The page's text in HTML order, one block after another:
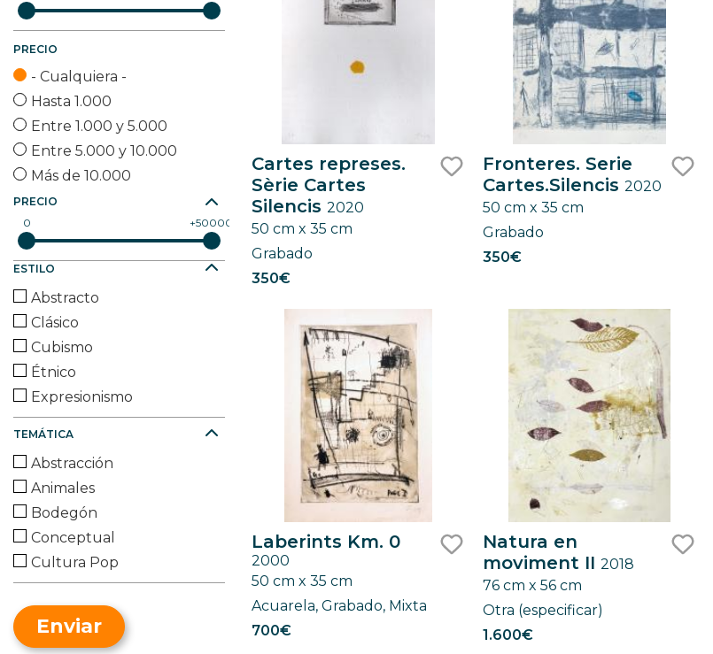
PRECIO
- Cualquiera -
Hasta 1.000
Entre 1.000 y 5.000
Entre 5.000 y 10.000
Más de 10.000
PRECIO
0
50000
ESTILO
Abstracto
Clásico
Cubismo
Étnico
Expresionismo
Fauvismo
Futurista
Geométrico
Impresionismo
Minimalismo
Naif
Oriental
Pop Art
TEMÁTICA
Abstracción
Animales
Bodegón
Conceptual
Cultura Pop
Desnudo
Fantasía
Gente
Enviar
Cartes represes.
Sèrie Cartes
Silencis 2020
50 cm x 35 cm
Grabado
350€
Fronteres. Serie
Cartes.Silencis2020
50 cm x 35 cm
Grabado
350€
Laberints Km. 0
2000
50 cm x 35 cm
Acuarela, Grabado, Mixta
700€
Natura en
moviment II2018
76 cm x 56 cm
Otra (especificar)
1.600€